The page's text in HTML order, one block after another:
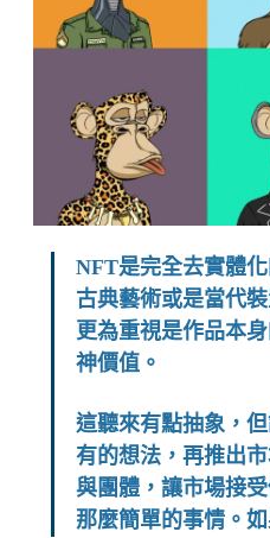
NFT是完全去實體
古典藝術或是當代
更為重視是作品本
神價值。
這聽來有點抽象，
有的想法，再推出
與團體，讓市場接
那麼簡單的事情。